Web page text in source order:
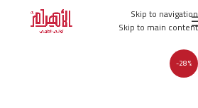
Skip to navigation
Skip to main content
-28%